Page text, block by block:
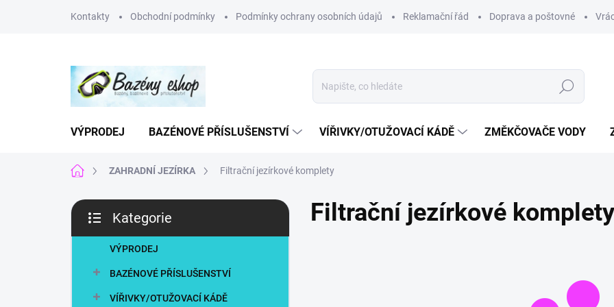
Kontakty Obchodní podmínky Podmínky ochrany osobních údajů Reklamační řád Doprava a poštovné
Hledat
VÝPRODEJ BAZÉNOVÉ PŘÍSLUŠENSTVÍ VÍŘIVKY/OTUŽOVACÍ KÁDĚ ZMĚKČOVAČE VODY
Domů ZAHRADNÍ JEZÍRKA Filtrační jezírkové komplety
P
s
kategorie
Kategorie
VÝPRODEJ
BAZÉNOVÉ PŘÍSLUŠENSTVÍ
VÍŘIVKY/OTUŽOVACÍ KÁDĚ
Filtrační jezírkové komplety